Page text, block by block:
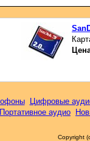
Цифровые
Портативное аудио
Copyright